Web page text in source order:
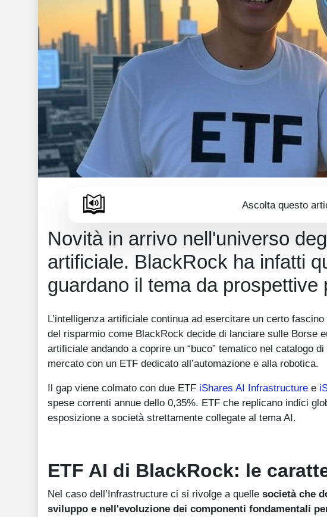
Ascolta questo
Novità in arrivo nell'universo
artificiale. BlackRock ha infatti
guardano il tema da prospettive
L’intelligenza artificiale continua ad esercitare un certo
del risparmio come BlackRock decide di lanciare sulle Borse
artificiale andando a coprire un “buco” tematico nel catalogo
mercato con un ETF dedicato all’automazione e alla robotica.
Il gap viene colmato con due ETF iShares AI Infrastructure e
spese correnti annue dello 0,35%. ETF che replicano indici
esposizione a società strettamente collegate al tema AI.
ETF AI di BlackRock: le
Nel caso dell’Infrastructure ci si rivolge a quelle società che
sviluppo e nell'evoluzione dei componenti fondamentali